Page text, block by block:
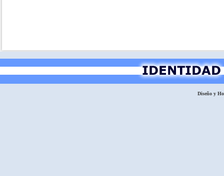
Diseño y